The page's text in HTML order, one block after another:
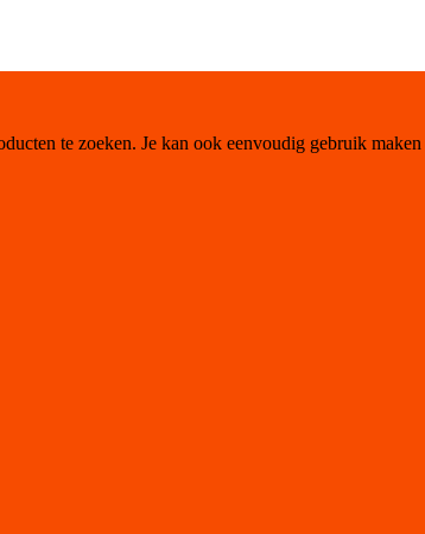
te zoeken. Je kan ook eenvoudig gebruik